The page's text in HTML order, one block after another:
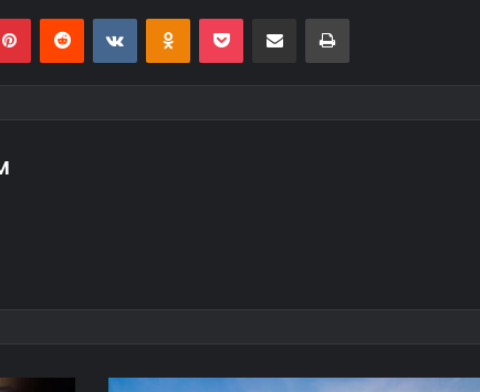
PinterestReddit VKontakteOdnoklassniki
Pocket E-Posta ile paylaş Yazdır